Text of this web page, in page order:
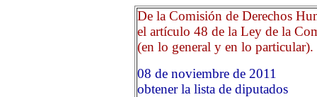
De la Comisión de Derechos
el artículo 48 de la Ley de la
(en lo general y en lo particular).
08 de noviembre de
obtener la lista de diputados